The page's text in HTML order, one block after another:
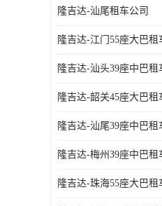
隆吉达-汕尾租车公司
隆吉达-江门55座大巴租
隆吉达-汕头39座中巴租
隆吉达-韶关45座大巴租
隆吉达-汕尾39座中巴租
隆吉达-梅州39座中巴租
隆吉达-珠海55座大巴租